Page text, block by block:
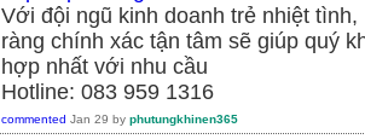
Với đội ngũ kinh doanh trẻ nhiệt
ràng chính xác tận tâm sẽ giúp quý
hợp nhất với nhu cầu
Hotline: 083 959 1316
commented Jan 29 by phutungkhinen365